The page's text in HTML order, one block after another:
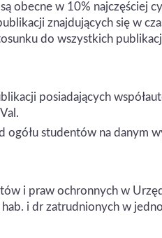
obecne w 10% najczęściej
znajdujących się w
do wszystkich
posiadających
studentów na danym
i praw ochronnych w
i dr zatrudnionych w